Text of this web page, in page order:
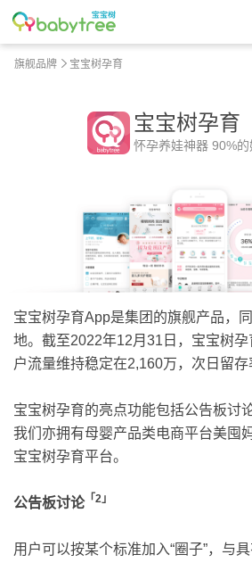
旗舰品牌 宝宝树孕育
宝宝树孕育
怀孕养娃神器 90%的
宝宝树孕育App是集团的旗舰产品，
地。截至2022年12月31日，宝宝树
户流量维持稳定在2,160万，次日留存
宝宝树孕育的亮点功能包括公告板讨
我们亦拥有母婴产品类电商平台美囤
宝宝树孕育平台。
公告板讨论「2」
用户可以按某个标准加入“圈子”，与